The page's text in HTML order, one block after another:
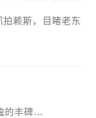
赖斯，目睹老东
的丰碑...